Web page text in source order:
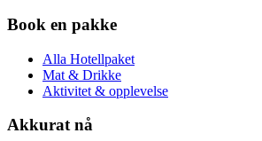
Book en pakke
Alla Hotellpaket
Mat & Drikke
Aktivitet & opplevelse
Akkurat nå